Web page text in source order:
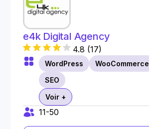
e4k Digital Agency
4.8 (17)
WordPress WooCommerce
SEO
Voir +
11-50